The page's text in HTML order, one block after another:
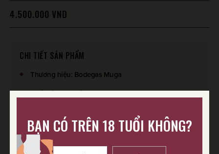
BẠN CÓ TRÊN 18 TUỔI KHÔNG?
4.500.000 VND
CHI TIẾT SẢN PHẨM
Thương hiệu: Bodegas Muga
Xuất xứ:Vang Tây Ban Nha
Loại rượu:Vang đỏ